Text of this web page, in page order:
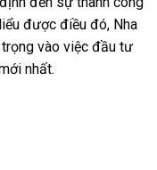
được điều đó, Nha
vào việc đầu tư
nhất.